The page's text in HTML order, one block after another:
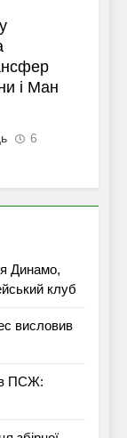
і Ман
6
Динамо,
клуб
висловив
в ПСЖ: